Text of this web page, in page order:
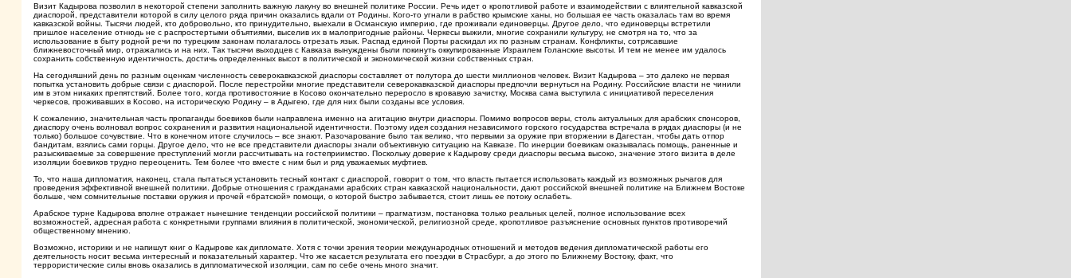
Визит Кадырова позволил в некоторой степени заполнить важную лакуну во внешней политике России. Речь идет о кропотливой работе и взаимодействии с влиятельной кавказской
диаспорой, представители которой в силу целого ряда причин оказались вдали от Родины. Кого-то угнали в рабство крымские ханы, но большая ее часть оказалась там во время
кавказской войны. Тысячи людей, кто добровольно, кто принудительно, выехали в Османскую империю, где проживали единоверцы. Другое дело, что единоверцы встретили
пришлое население отнюдь не с распростертыми объятиями, выселив их в малопригодные районы. Черкесы выжили, многие сохранили культуру, не смотря на то, что за
использование в быту родной речи по турецким законам полагалось отрезать язык. Распад единой Порты раскидал их по разным странам. Конфликты, сотрясавшие
ближневосточный мир, отражались и на них. Так тысячи выходцев с Кавказа вынуждены были покинуть оккупированные Израилем Голанские высоты. И тем не менее им удалось
сохранить собственную идентичность, достичь определенных высот в политической и экономической жизни собственных стран.
На сегодняшний день по разным оценкам численность северокавказской диаспоры составляет от полутора до шести миллионов человек. Визит Кадырова – это далеко не первая
попытка установить добрые связи с диаспорой. После перестройки многие представители северокавказской диаспоры предпочли вернуться на Родину. Российские власти не чинили
им в этом никаких препятствий. Более того, когда противостояние в Косово окончательно переросло в кровавую зачистку, Москва сама выступила с инициативой переселения
черкесов, проживавших в Косово, на историческую Родину – в Адыгею, где для них были созданы все условия.
К сожалению, значительная часть пропаганды боевиков были направлена именно на агитацию внутри диаспоры. Помимо вопросов веры, столь актуальных для арабских спонсоров,
диаспору очень волновал вопрос сохранения и развития национальной идентичности. Поэтому идея создания независимого горского государства встречала в рядах диаспоры (и не
только) большое сочувствие. Что в конечном итоге случилось – все знают. Разочарование было так велико, что первыми за оружие при вторжении в Дагестан, чтобы дать отпор
бандитам, взялись сами горцы. Другое дело, что не все представители диаспоры знали объективную ситуацию на Кавказе. По инерции боевикам оказывалась помощь, раненные и
разыскиваемые за совершение преступлений могли рассчитывать на гостеприимство. Поскольку доверие к Кадырову среди диаспоры весьма высоко, значение этого визита в деле
изоляции боевиков трудно переоценить. Тем более что вместе с ним был и ряд уважаемых муфтиев.
То, что наша дипломатия, наконец, стала пытаться установить тесный контакт с диаспорой, говорит о том, что власть пытается использовать каждый из возможных рычагов для
проведения эффективной внешней политики. Добрые отношения с гражданами арабских стран кавказской национальности, дают российской внешней политике на Ближнем Востоке
больше, чем сомнительные поставки оружия и прочей «братской» помощи, о которой быстро забывается, стоит лишь ее потоку ослабеть.
Арабское турне Кадырова вполне отражает нынешние тенденции российской политики – прагматизм, постановка только реальных целей, полное использование всех
возможностей, адресная работа с конкретными группами влияния в политической, экономической, религиозной среде, кропотливое разъяснение основных пунктов противоречий
общественному мнению.
Возможно, историки и не напишут книг о Кадырове как дипломате. Хотя с точки зрения теории международных отношений и методов ведения дипломатической работы его
деятельность носит весьма интересный и показательный характер. Что же касается результата его поездки в Страсбург, а до этого по Ближнему Востоку, факт, что
террористические силы вновь оказались в дипломатической изоляции, сам по себе очень много значит.